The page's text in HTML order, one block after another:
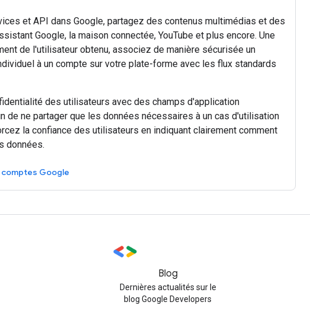
et API dans Google, partagez des contenus multimédias et des
Google, la maison connectée, YouTube et plus encore. Une
de l'utilisateur obtenu, associez de manière sécurisée un
à un compte sur votre plate-forme avec les flux standards
des utilisateurs avec des champs d'application
de ne partager que les données nécessaires à un cas d'utilisation
la confiance des utilisateurs en indiquant clairement comment
données.
Google
Blog
Dernières actualités sur le
blog Google Developers